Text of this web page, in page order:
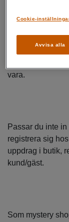
det åldersspann
vara.
Passar du inte
registrera sig
uppdrag i butik,
kund/gäst.
Som mystery
Avvisa alla
Cookie-